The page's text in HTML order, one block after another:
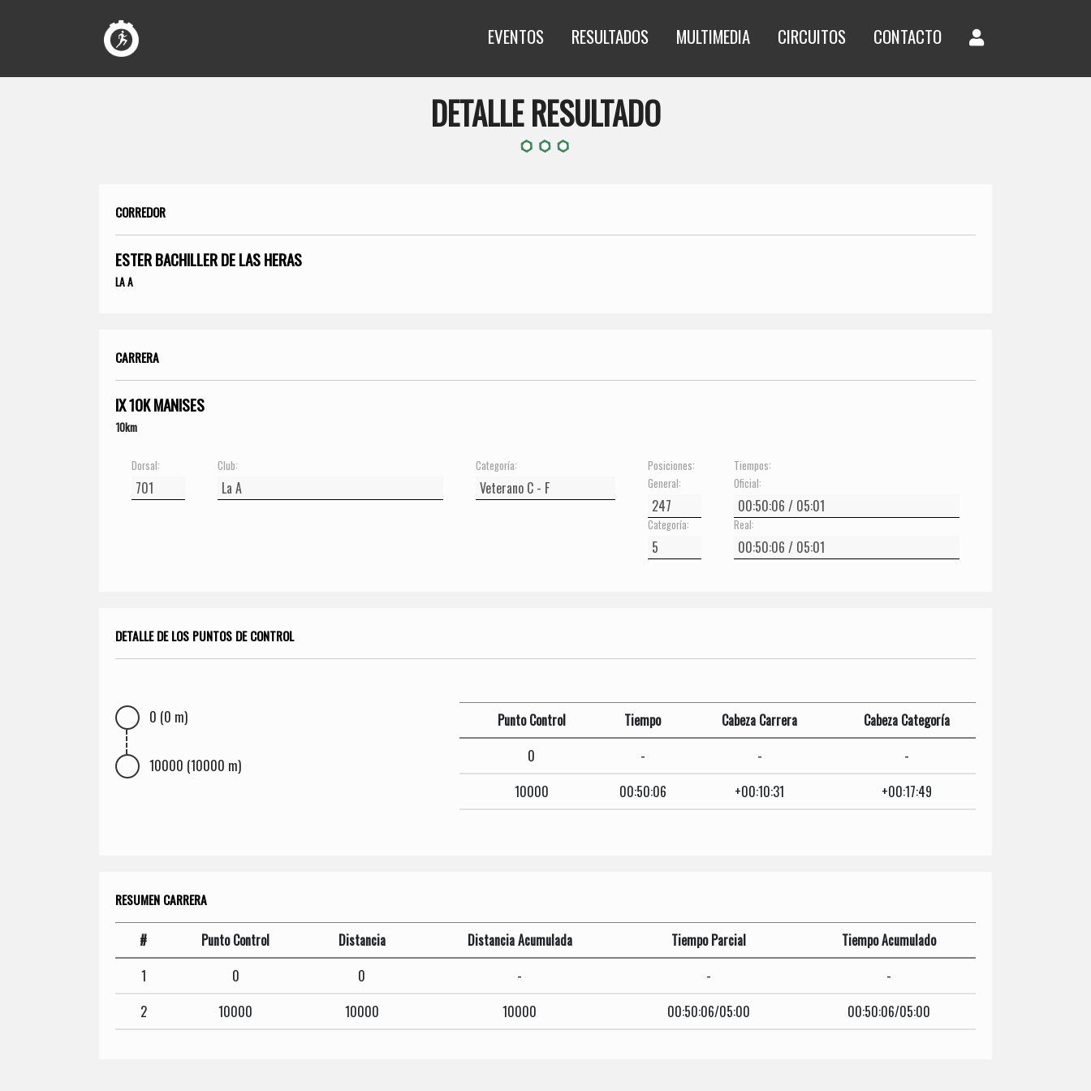
EVENTOS RESULTADOS MULTIMEDIA CIRCUITOS CONTACTO
DETALLE RESULTADO
CORREDOR
ESTER BACHILLER DE LAS HERAS
LA A
CARRERA
IX 10K MANISES
10km
Dorsal: Club: Categoría:
Posiciones:
General:
Categoría:
Tiempos:
Oficial:
Real:
DETALLE DE LOS PUNTOS DE CONTROL
0 (0 m)
10000 (10000 m)
Punto Control Tiempo Cabeza Carrera
Cabeza Categoría
0
- -
-
10000
00:50:06 +00:10:31 +00:17:49
RESUMEN CARRERA
# Punto Control Distancia Distancia Acumulada Tiempo Parcial
Tiempo Acumulado
1
0 0 - -
-
2
10000 10000 10000 00:50:06/05:00 00:50:06/05:00